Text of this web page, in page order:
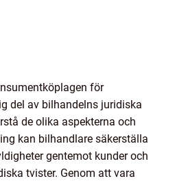
för
del av bilhandelns juridiska
de olika aspekterna och
kan bilhandlare säkerställa
gentemot kunder och
tvister. Genom att vara